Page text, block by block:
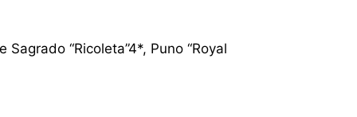
“Ricoleta”4*, Puno “Royal